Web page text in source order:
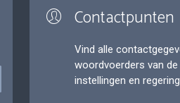
Contactpunten
Vind alle
woordvoerders van
instellingen en